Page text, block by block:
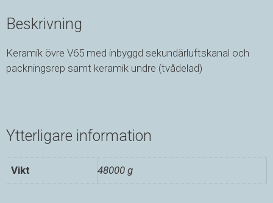
Beskrivning
Keramik övre V65 med inbyggd sekundärluftskanal och
packningsrep samt keramik undre (tvådelad)
Ytterligare information
Vikt 48000 g